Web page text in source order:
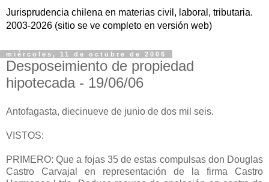
Jurisprudencia chilena en materias civil, laboral, tributaria.
2003-2026 (sitio se ve completo en versión web)
miércoles, 11 de octubre de 2006
Desposeimiento de propiedad
hipotecada - 19/06/06
Antofagasta, diecinueve de junio de dos mil seis.
VISTOS:
PRIMERO: Que a fojas 35 de estas compulsas don Douglas
Castro Carvajal en representación de la firma Castro